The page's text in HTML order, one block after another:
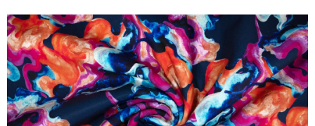
produktu
je
0,0
z
5
hviezdičiek.